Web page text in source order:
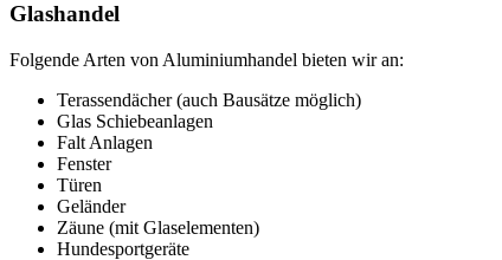
Glashandel
Folgende Arten von Aluminiumhandel bieten wir an:
Terassendächer (auch Bausätze möglich)
Glas Schiebeanlagen
Falt Anlagen
Fenster
Türen
Geländer
Zäune (mit Glaselementen)
Hundesportgeräte